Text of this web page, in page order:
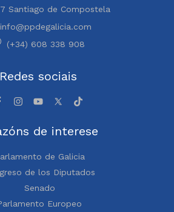
Santiago de Compostela
info@ppdegalicia.com
(+34) 608 338 908
Redes sociais
de interese
de Galicia
de los Diputados
Senado
Europeo